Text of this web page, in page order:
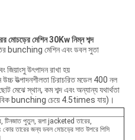
মেশিন 30Kw নিম্ন শব্দ
bunching মেশিন এবং ডবল সুতা
জিয়াংসু উৎপাদন রাখা হয়
উত্পাদনশীলতা চিরাচরিত মডেল 400 নল
স্থান, কম শব্দ এবং অন্যান্য যথার্থতা
bunching চেয়ে 4.5times যায়)।
টিনজাত পুতুল, রূপা jacketed তারের,
তারের জন্য ডবল মোচড়ের সাত উপরে পিসি